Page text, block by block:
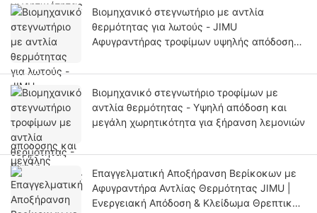
Βιομηχανικό στεγνωτήριο με αντλία
θερμότητας για λωτούς - JIMU
Αφυγραντήρας τροφίμων υψηλής απόδοσης
Βιομηχανικό στεγνωτήριο τροφίμων με
αντλία θερμότητας - Υψηλή απόδοση και
μεγάλη χωρητικότητα για ξήρανση λεμονιών
Επαγγελματική Αποξήρανση Βερίκοκων με
Αφυγραντήρα Αντλίας Θερμότητας JIMU |
Ενεργειακή Απόδοση & Κλείδωμα Θρεπτικών